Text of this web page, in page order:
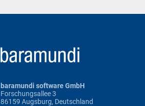
baramundi software GmbH
Forschungsallee 3
86159 Augsburg, Deutschland